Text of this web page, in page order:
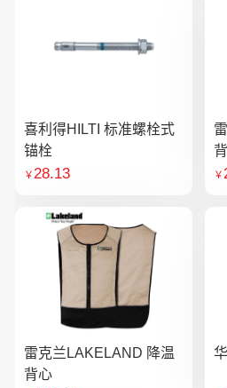
喜利得HILTI 标准螺栓式
锚栓
￥28.13 ￥
雷克兰LAKELAND 降温
背心